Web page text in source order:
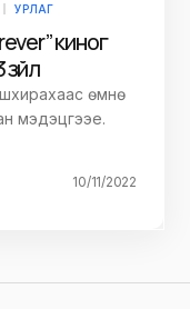
УРЛАГ
киног
өмнө
мэдэцгээе.
10/11/2022